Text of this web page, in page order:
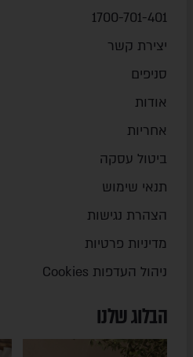
1700-701-401
יצירת קשר
סניפים
אודות
אחריות
ביטול עסקה
תנאי שימוש
הצהרת נגישות
מדיניות פרטיות
ניהול העדפות Cookies
הבלוג שלנו